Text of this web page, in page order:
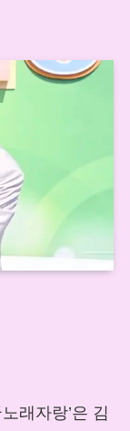
래자랑’은 김